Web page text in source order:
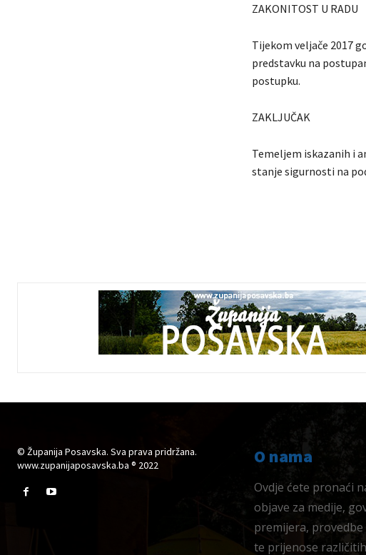
ZAKONITOST U RADU
Tijekom veljače 2017
predstavku na
postupku.
ZAKLJUČAK
Temeljem iskazanih i
stanje sigurnosti na
© Županija Posavska. Sva prava pridržana.
www.zupanijaposavska.ba ® 2022
O nama
Ovdje ćete pronaći
objave za medije,
premijera,
te prijenose